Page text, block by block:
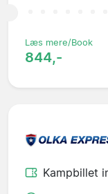
Læs mere/Book
844,-
Kampbillet